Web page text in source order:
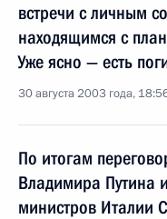
встречи с личным
находящимся с
Уже ясно — есть
30 августа 2003 года,
По итогам
Владимира Путина
министров Италии